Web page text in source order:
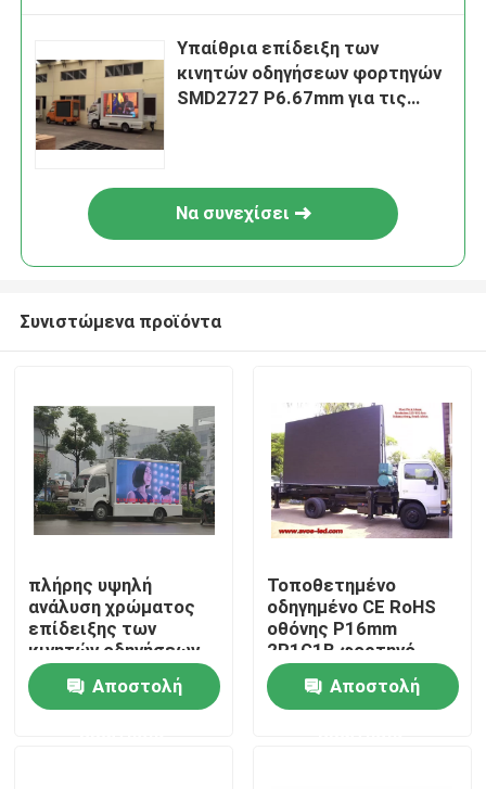
Σπίτι
Προϊόντα
Υπαίθρια επίδειξη των
κινητών οδηγήσεων φορτηγών
SMD2727 P6.67mm για τις
Να συνεχίσει
Συνιστώμενα προϊόντα
πλήρης υψηλή
ανάλυση χρώματος
επίδειξης των
κινητών οδηγήσεων
φορτηγών
8000cd/m2 3000Hz
Αποστολή
Τοποθετημένο
οδηγημένο CE RoHS
οθόνης P16mm
2R1G1B φορτηγό
16mm απόσταση
εξέτασηςΑποστολή